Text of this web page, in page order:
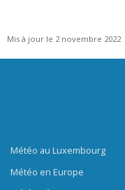
Mis à jour le 2 novembre 2022
Météo au Luxembourg
Météo en Europe